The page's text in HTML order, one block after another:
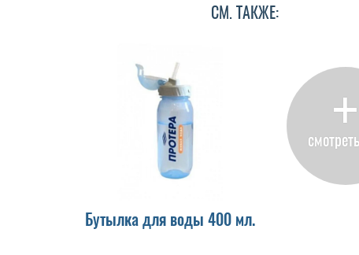
СМ. ТАКЖЕ:
Бутылка для воды 400 мл.
+